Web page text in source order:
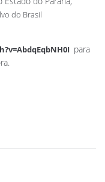
do Brasil
para